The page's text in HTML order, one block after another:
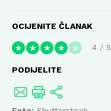
OCIJENITE ČLANAK
★ ★ ★ ★ ★ 4 / 5
PODIJELITE